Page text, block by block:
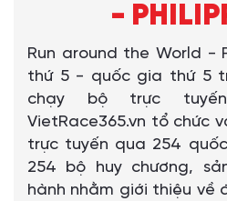
-
Run around the World -
thứ 5 - quốc gia thứ 5
chạy bộ trực
VietRace365.vn tổ chức
trực tuyến qua 254
254 bộ huy chương,
hành nhằm giới thiệu về